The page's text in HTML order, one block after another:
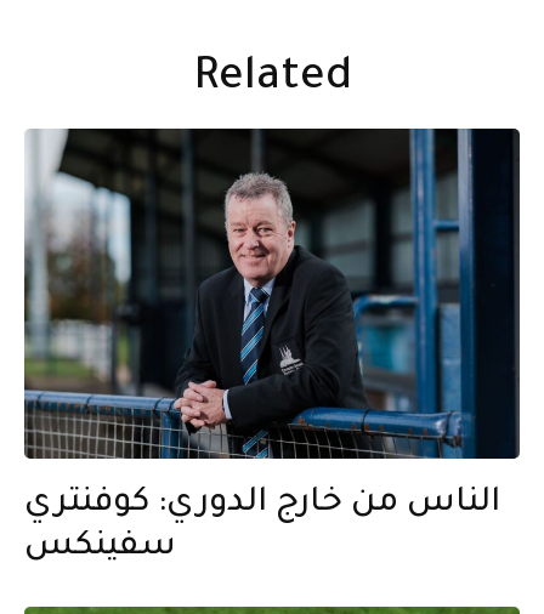
Related
الناس من خارج الدوري: كوفنتري
سفينكس